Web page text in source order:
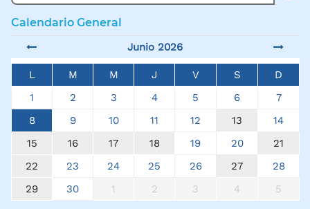
Calendario General
Junio 2026
L M M J V S
D
1
2 3 4 5 6
7
8
9 10 11 12 13
14
15
16 17 18 19 20
21
22
23 24 25 26 27
28
29
30 1 2 3 4 5